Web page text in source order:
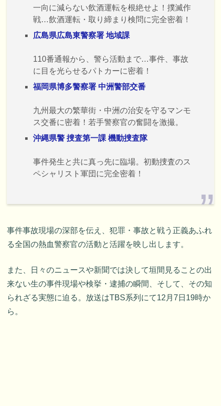
一向に減らない飲酒運転を根絶せよ！撲滅作
戦…飲酒運転・取り締まり検問に完全密着！
広島県広島東警察署 地域課
110番通報から、警ら活動まで…事件、事故
に目を光らせるパトカーに密着！
福岡県博多警察署 中洲警部交番
九州最大の繁華街・中洲の治安を守るマンモ
ス交番に密着！若手警察官の奮闘を激撮。
沖縄県警 捜査第一課 機動捜査隊
事件発生と共に真っ先に臨場。初動捜査のス
ペシャリスト軍団に完全密着！
事件事故現場の深部を伝え、犯罪・事故と戦う正義あふれ
る全国の熱血警察官の活動と活躍を映し出します。
また、日々のニュースや新聞では決して垣間見ることの出
来ない生の事件現場や検挙・逮捕の瞬間、そして、その知
られざる実態に迫る。放送はTBS系列にて12月7日19時か
ら。